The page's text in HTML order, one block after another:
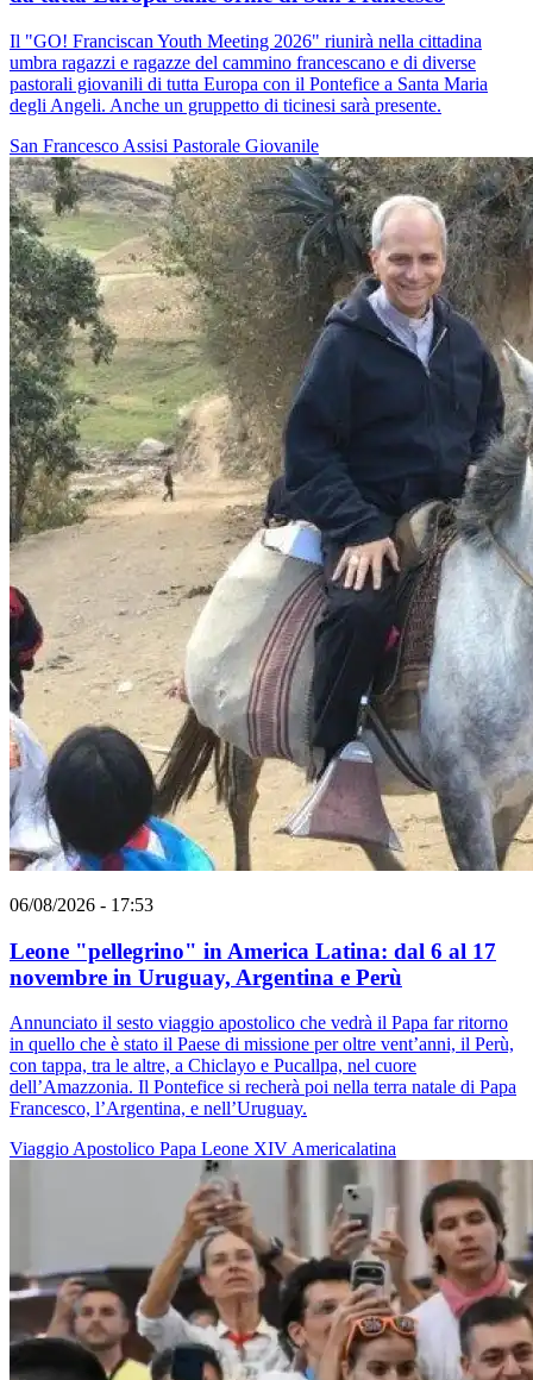
Il "GO! Franciscan Youth Meeting 2026" riunirà nella cittadina
umbra ragazzi e ragazze del cammino francescano e di diverse
pastorali giovanili di tutta Europa con il Pontefice a Santa Maria
degli Angeli. Anche un gruppetto di ticinesi sarà presente.
San Francesco Assisi Pastorale Giovanile
06/08/2026 - 17:53
Leone "pellegrino" in America Latina: dal 6 al 17
novembre in Uruguay, Argentina e Perù
Annunciato il sesto viaggio apostolico che vedrà il Papa far ritorno
in quello che è stato il Paese di missione per oltre vent’anni, il Perù,
con tappa, tra le altre, a Chiclayo e Pucallpa, nel cuore
dell’Amazzonia. Il Pontefice si recherà poi nella terra natale di Papa
Francesco, l’Argentina, e nell’Uruguay.
Viaggio Apostolico Papa Leone XIV Americalatina